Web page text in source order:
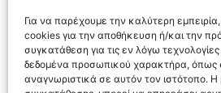
Για να παρέχουμε την καλύτερη
cookies για την αποθήκευση ή/και την
συγκατάθεση για τις εν λόγω
δεδομένα προσωπικού χαρακτήρα, όπως
αναγνωριστικά σε αυτόν τον ιστότοπο.